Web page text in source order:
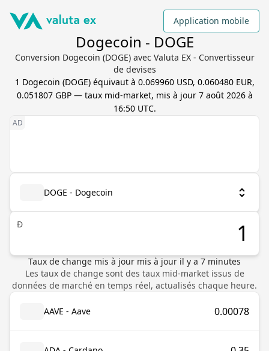
Application mobile
Dogecoin - DOGE
Conversion Dogecoin (DOGE) avec Valuta EX - Convertisseur
de devises
1 Dogecoin (DOGE) équivaut à 0.069960 USD, 0.060480 EUR,
0.051807 GBP— taux mid-market, mis à jour 7 août 2026 à
16:50 UTC.
DOGE - Dogecoin
Ð
Taux de change mis à jour mis à jour il y a 7 minutes
Les taux de change sont des taux mid-market issus de
données de marché en temps réel, actualisés chaque heure.
AAVE - Aave 0.00078